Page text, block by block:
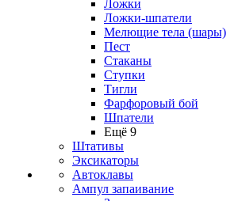
Ложки
Ложки-шпатели
Мелющие тела (шары)
Пест
Стаканы
Ступки
Тигли
Фарфоровый бой
Шпатели
Ещё 9
Штативы
Эксикаторы
Автоклавы
Ампул запаивание